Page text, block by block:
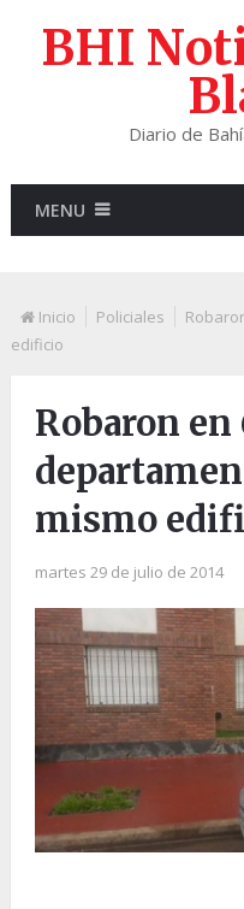
BHI
Diario de
MENU
Inicio Policiales
edificio
Robaron en
mismo
martes 29 de julio de 2014